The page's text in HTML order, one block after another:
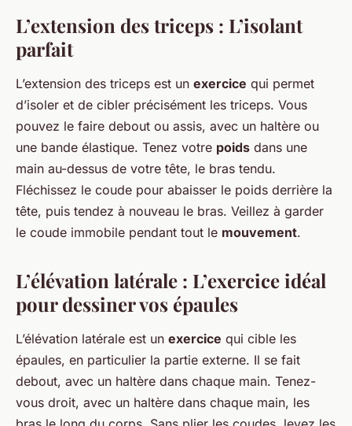
L’extension des triceps : L’isolant
parfait
L’extension des triceps est un exercice qui permet
d’isoler et de cibler précisément les triceps. Vous
pouvez le faire debout ou assis, avec un haltère ou
une bande élastique. Tenez votre poids dans une
main au-dessus de votre tête, le bras tendu.
Fléchissez le coude pour abaisser le poids derrière la
tête, puis tendez à nouveau le bras. Veillez à garder
le coude immobile pendant tout le mouvement.
L’élévation latérale : L’exercice idéal
pour dessiner vos épaules
L’élévation latérale est un exercice qui cible les
épaules, en particulier la partie externe. Il se fait
debout, avec un haltère dans chaque main. Tenez-
vous droit, avec un haltère dans chaque main, les